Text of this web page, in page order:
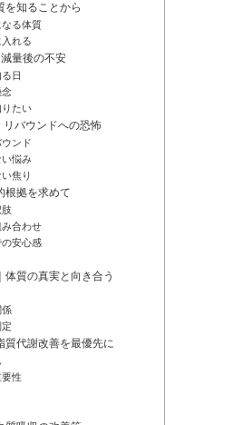
を知ることから
る体質
れる
量後の不安
日
念
たい
リバウンドへの恐怖
ンド
悩み
焦り
根拠を求めて
肢
合わせ
安心感
体質の真実と向き合う
係
質代謝改善を最優先に
性